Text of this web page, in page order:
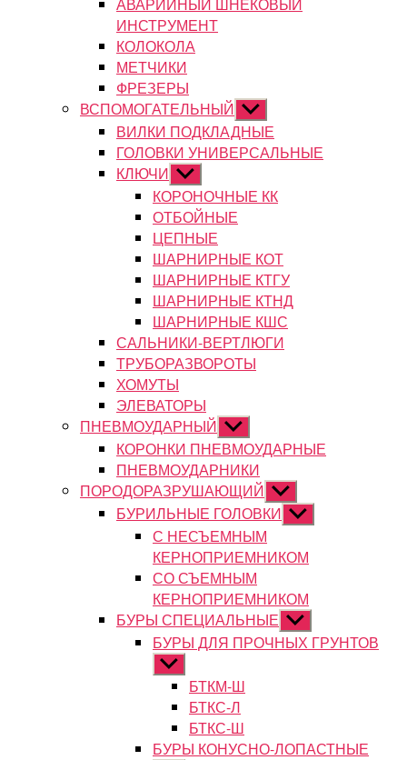
ИНСТРУМЕНТ
КОЛОКОЛА
МЕТЧИКИ
ФРЕЗЕРЫ
ВСПОМОГАТЕЛЬНЫЙ Показывать
подменю
ВИЛКИ ПОДКЛАДНЫЕ
ГОЛОВКИ УНИВЕРСАЛЬНЫЕ
КЛЮЧИ Показывать
подменю
КОРОНОЧНЫЕ КК
ОТБОЙНЫЕ
ЦЕПНЫЕ
ШАРНИРНЫЕ КОТ
ШАРНИРНЫЕ КТГУ
ШАРНИРНЫЕ КТНД
ШАРНИРНЫЕ КШС
САЛЬНИКИ-ВЕРТЛЮГИ
ТРУБОРАЗВОРОТЫ
ХОМУТЫ
ЭЛЕВАТОРЫ
ПНЕВМОУДАРНЫЙ Показывать
подменю
КОРОНКИ ПНЕВМОУДАРНЫЕ
ПНЕВМОУДАРНИКИ
ПОРОДОРАЗРУШАЮЩИЙ Показывать
подменю
БУРИЛЬНЫЕ ГОЛОВКИ Показывать
подменю
С НЕСЪЕМНЫМ
КЕРНОПРИЕМНИКОМ
СО СЪЕМНЫМ
КЕРНОПРИЕМНИКОМ
БУРЫ СПЕЦИАЛЬНЫЕ Показывать
подменю
БУРЫ ДЛЯ ПРОЧНЫХ ГРУНТОВ
Показывать
подменюБТКМ-Ш
БТКС-Л
БТКС-Ш
БУРЫ КОНУСНО-ЛОПАСТНЫЕ